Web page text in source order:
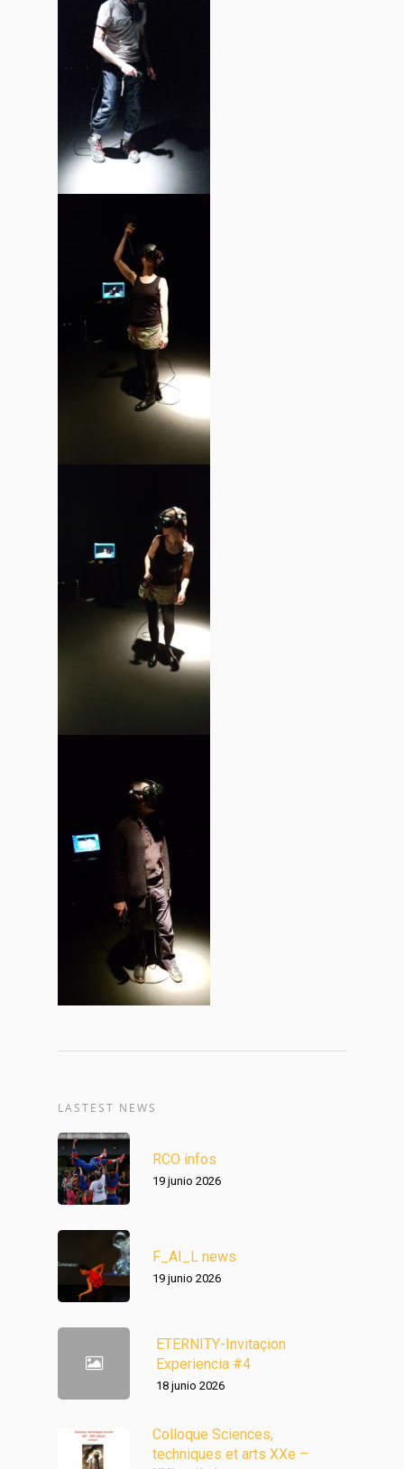
LASTEST NEWS
RCO infos
19 junio 2026
F_AI_L news
19 junio 2026
ETERNITY-Invitaçion
Experiencia #4
18 junio 2026
Colloque Sciences,
techniques et arts XXe –